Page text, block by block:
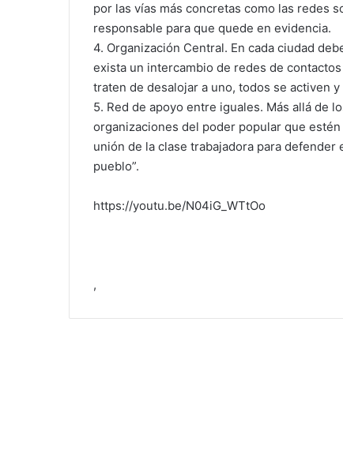
por las vías más concretas como las redes
responsable para que quede en evidencia.
4. Organización Central. En cada ciudad
exista un intercambio de redes de
traten de desalojar a uno, todos se activen
5. Red de apoyo entre iguales. Más allá de
organizaciones del poder popular que
unión de la clase trabajadora para
pueblo”.
https://youtu.be/N04iG_WTtOo
,